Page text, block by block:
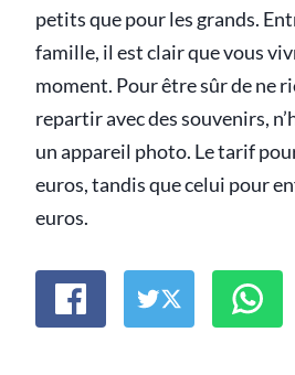
petits que pour les grands.
famille, il est clair que vous
moment. Pour être sûr de ne
repartir avec des souvenirs,
un appareil photo. Le tarif
euros, tandis que celui pour
euros.